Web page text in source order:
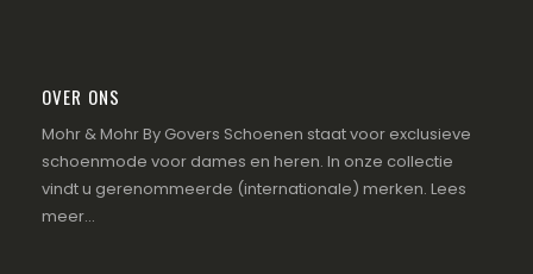
OVER ONS
Mohr & Mohr By Govers Schoenen staat voor exclusieve
schoenmode voor dames en heren. In onze collectie
vindt u gerenommeerde (internationale) merken. Lees
meer...